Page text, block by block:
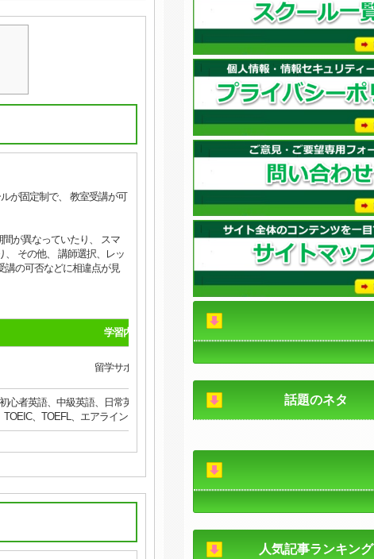
が固定制で、 教室受講が可
が異なっていたり、 スマ
、 その他、 講師選択、レッ
講の可否などに相違点が見
学習内容
留学サポート 割当制度
初心者英語、中級英語、日常英語、ビジネス英語、英検、
TOEIC、TOEFL、エアライン、多言語、オーダーメイド
固定または自由
話題のネタ
人気記事ランキング